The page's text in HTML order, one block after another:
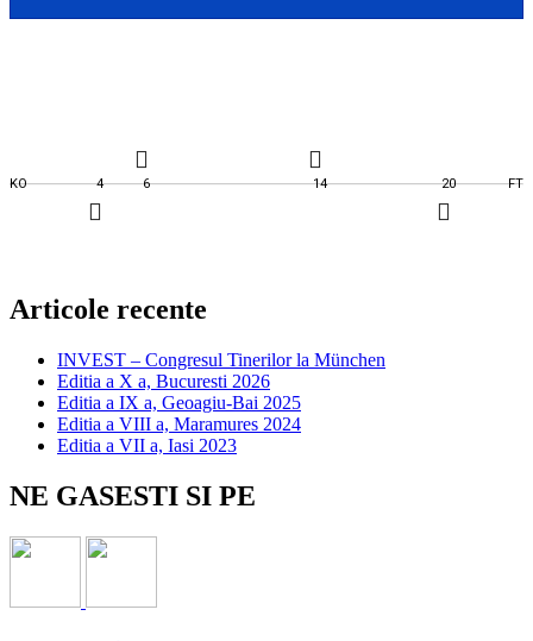
KO 4 6 14 20 FT
Articole recente
INVEST – Congresul Tinerilor la München
Editia a X a, Bucuresti 2026
Editia a IX a, Geoagiu-Bai 2025
Editia a VIII a, Maramures 2024
Editia a VII a, Iasi 2023
NE GASESTI SI PE